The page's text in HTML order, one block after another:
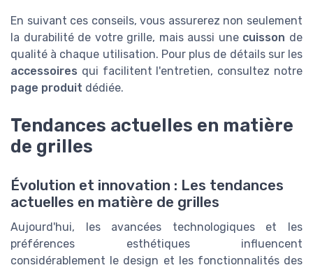
En suivant ces conseils, vous assurerez non seulement
la durabilité de votre grille, mais aussi une cuisson de
qualité à chaque utilisation. Pour plus de détails sur les
accessoires qui facilitent l'entretien, consultez notre
page produit dédiée.
Tendances actuelles en matière
de grilles
Évolution et innovation : Les tendances
actuelles en matière de grilles
Aujourd'hui, les avancées technologiques et les
préférences esthétiques influencent
considérablement le design et les fonctionnalités des